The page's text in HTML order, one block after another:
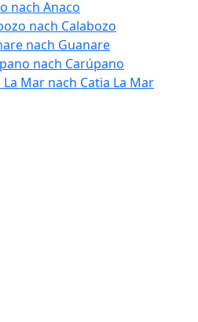
nach Anaco
nach Calabozo
nach Guanare
nach Carúpano
Mar nach Catia La Mar